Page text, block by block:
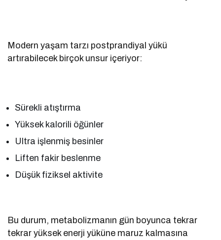
Modern yaşam tarzı postprandiyal yükü
artırabilecek birçok unsur içeriyor:
Sürekli atıştırma
Yüksek kalorili öğünler
Ultra işlenmiş besinler
Liften fakir beslenme
Düşük fiziksel aktivite
Bu durum, metabolizmanın gün boyunca tekrar
tekrar yüksek enerji yüküne maruz kalmasına